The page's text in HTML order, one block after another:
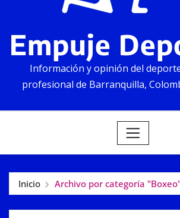
Empuje
Información y opinión del
profesional de Barranquilla,
Inicio Archivo por categoría